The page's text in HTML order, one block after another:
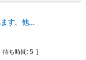
す。他...
待ち時間: 5 ]